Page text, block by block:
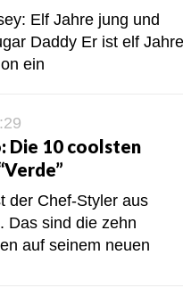
Elf Jahre jung und
Daddy Er ist elf Jahre
ein
Die 10 coolsten
der Chef-Styler aus
Das sind die zehn
auf seinem neuen